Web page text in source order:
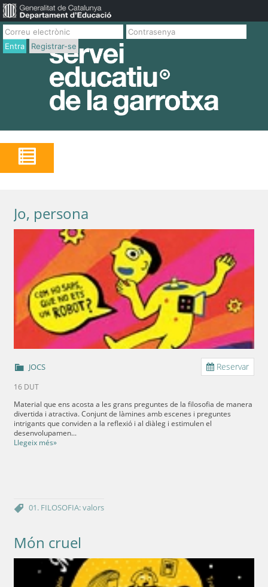
Entra Registrar-se
Jo, persona
Reservar
JOCS
16 DUT
Material que ens acosta a les grans preguntes de la filosofia de manera
divertida i atractiva. Conjunt de làmines amb escenes i preguntes
intrigants que conviden a la reflexió i al diàleg i estimulen el
desenvolupamen...
Llegeix més»
01. FILOSOFIA: valors
Món cruel